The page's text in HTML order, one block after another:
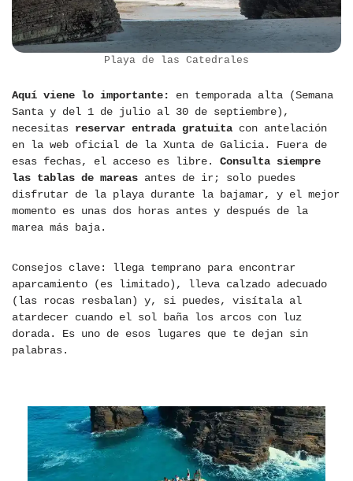
Playa de las Catedrales
Aquí viene lo importante:
en temporada alta (Semana
Santa y del 1 de julio al 30 de septiembre),
necesitas reservar entrada gratuita con antelación
en la web oficial de la Xunta de Galicia. Fuera de
esas fechas, el acceso es libre. Consulta siempre
las tablas de mareas antes de ir; solo puedes
disfrutar de la playa durante la bajamar, y el mejor
momento es unas dos horas antes y después de la
marea más baja.
Consejos clave: llega temprano para encontrar
aparcamiento (es limitado), lleva calzado adecuado
(las rocas resbalan) y, si puedes, visítala al
atardecer cuando el sol baña los arcos con luz
dorada. Es uno de esos lugares que te dejan sin
palabras.